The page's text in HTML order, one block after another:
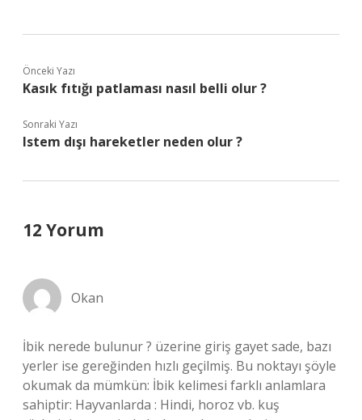
Önceki Yazı
Kasık fıtığı patlaması nasıl belli olur ?
Sonraki Yazı
Istem dışı hareketler neden olur ?
12 Yorum
Okan
İbik nerede bulunur ? üzerine giriş gayet sade, bazı
yerler ise gereğinden hızlı geçilmiş. Bu noktayı şöyle
okumak da mümkün: İbik kelimesi farklı anlamlara
sahiptir: Hayvanlarda : Hindi, horoz vb. kuş